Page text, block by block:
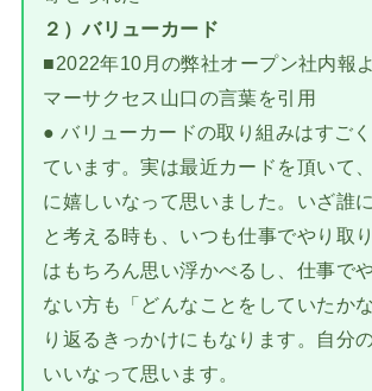
２）バリューカード
■2022年10月の弊社オープン社内報
マーサクセス山口の言葉を引用
● バリューカードの取り組みはすご
ています。実は最近カードを頂いて
に嬉しいなって思いました。いざ誰
と考える時も、いつも仕事でやり取
はもちろん思い浮かべるし、仕事で
ない方も「どんなことをしていたか
り返るきっかけにもなります。自分
いいなって思います。